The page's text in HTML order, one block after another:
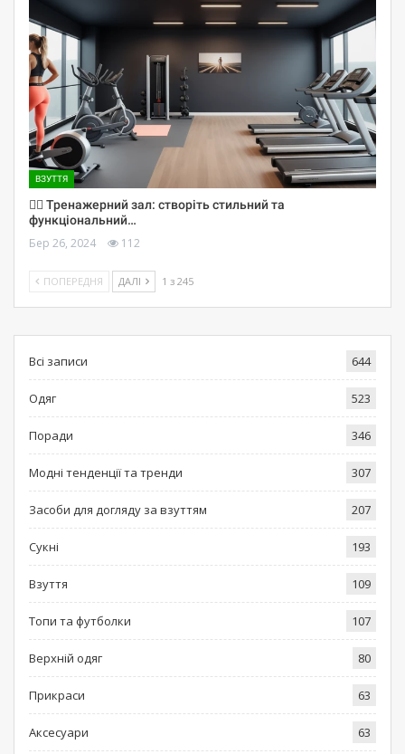
ВЗУТТЯ
🏋️‍♀️ Тренажерний зал: створіть стильний та
функціональний…
Бер 26, 2024 112
ПОПЕРЕДНЯ ДАЛІ 1 з 245
Всі записи 644
Одяг 523
Поради 346
Модні тенденції та тренди 307
Засоби для догляду за взуттям 207
Сукні 193
Взуття 109
Топи та футболки 107
Верхній одяг 80
Прикраси 63
Аксесуари 63